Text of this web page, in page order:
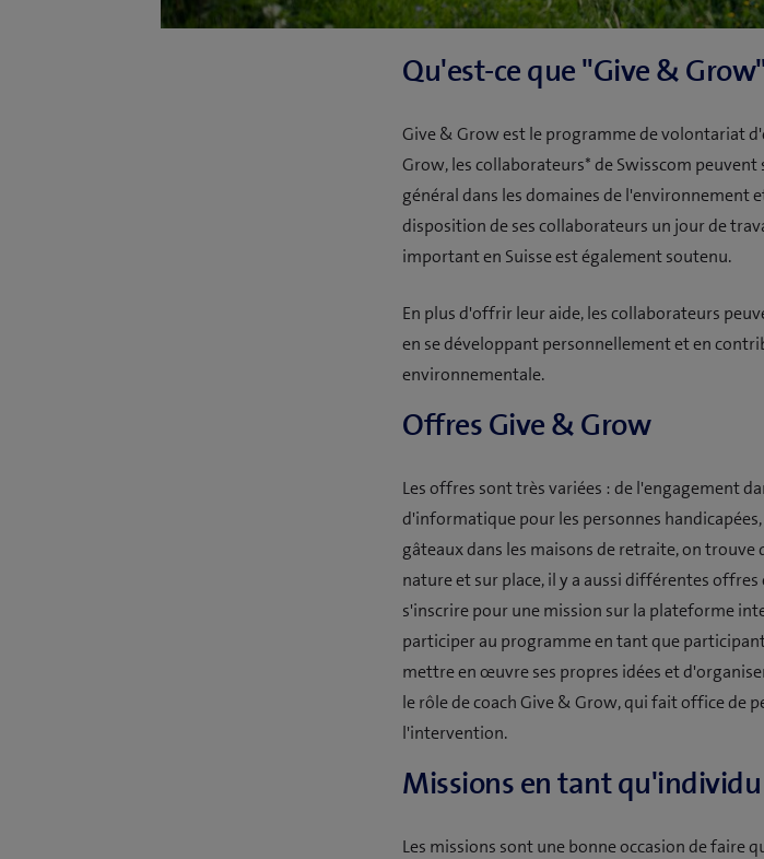
Qu'est-ce que "Give &
Give & Grow est le programme de volontariat
Grow, les collaborateurs* de Swisscom
général dans les domaines de l'environnement
disposition de ses collaborateurs un jour de
important en Suisse est également soutenu.
En plus d'offrir leur aide, les collaborateurs
en se développant personnellement et en
environnementale.
Offres Give & Grow
Les offres sont très variées : de l'engagement
d'informatique pour les personnes
gâteaux dans les maisons de retraite, on trouve
nature et sur place, il y a aussi différentes
s'inscrire pour une mission sur la plateforme
participer au programme en tant que
mettre en œuvre ses propres idées et
le rôle de coach Give & Grow, qui fait office de
l'intervention.
Missions en tant
Les missions sont une bonne occasion de faire